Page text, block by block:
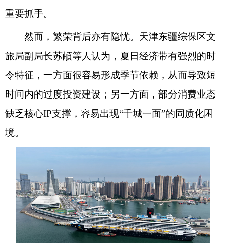
重要抓手。
然而，繁荣背后亦有隐忧。天津东疆综保区文
旅局副局长苏頔等人认为，夏日经济带有强烈的时
令特征，一方面很容易形成季节依赖，从而导致短
时间内的过度投资建设；另一方面，部分消费业态
缺乏核心IP支撑，容易出现“千城一面”的同质化困
境。